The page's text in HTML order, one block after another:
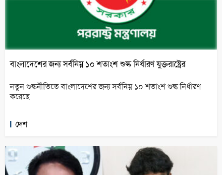
বাংলাদেশের জন্য সর্বনিম্ন ১০ শতাংশ শুল্ক নির্ধারণ যুক্তরাষ্ট্রের
নতুন শুল্কনীতিতে বাংলাদেশের জন্য সর্বনিম্ন ১০ শতাংশ শুল্ক নির্ধারণ
করেছে
দেশ